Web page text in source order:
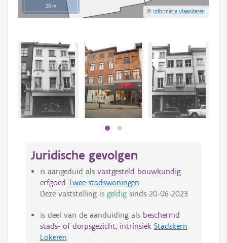
20 m
©Informatie Vlaanderen
Juridische gevolgen
is aangeduid als vastgesteld bouwkundig
erfgoed Twee stadswoningen
Deze vaststelling is geldigsinds 20-06-2023
is deel van de aanduiding als beschermd
stads- of dorpsgezicht, intrinsiek Stadskern
Lokeren